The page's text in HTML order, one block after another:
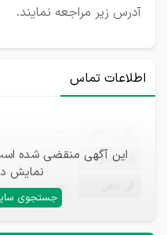
آدرس زیر مراجعه نمایند.
اطلاعات تماس
این آگهی منقضی شده
نمایش
جستجوی
ایمیل —
—